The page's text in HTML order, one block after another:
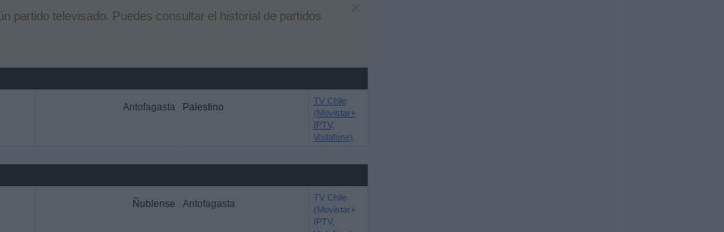
partido televisado. Puedes consultar el historial de partidos
Antofagasta Palestino
TV Chile
(Movistar+
IPTV,
Vodafone)
Ñublense Antofagasta
TV Chile
(Movistar+
IPTV,